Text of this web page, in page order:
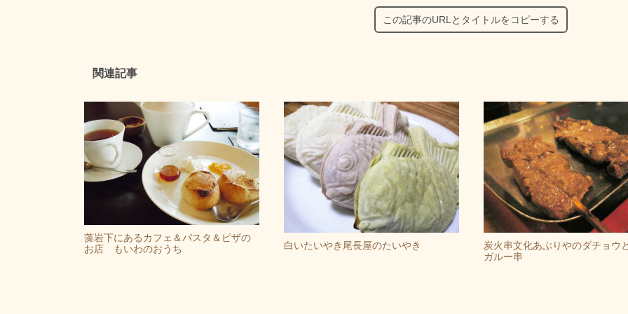
この記事のURLとタイトルをコピーする
関連記事
藻岩下にあるカフェ＆パスタ＆ピザの
お店 もいわのおうち
白いたいやき尾長屋のたいやき
炭火串文化あぶりやのダチョウ
ガルー串